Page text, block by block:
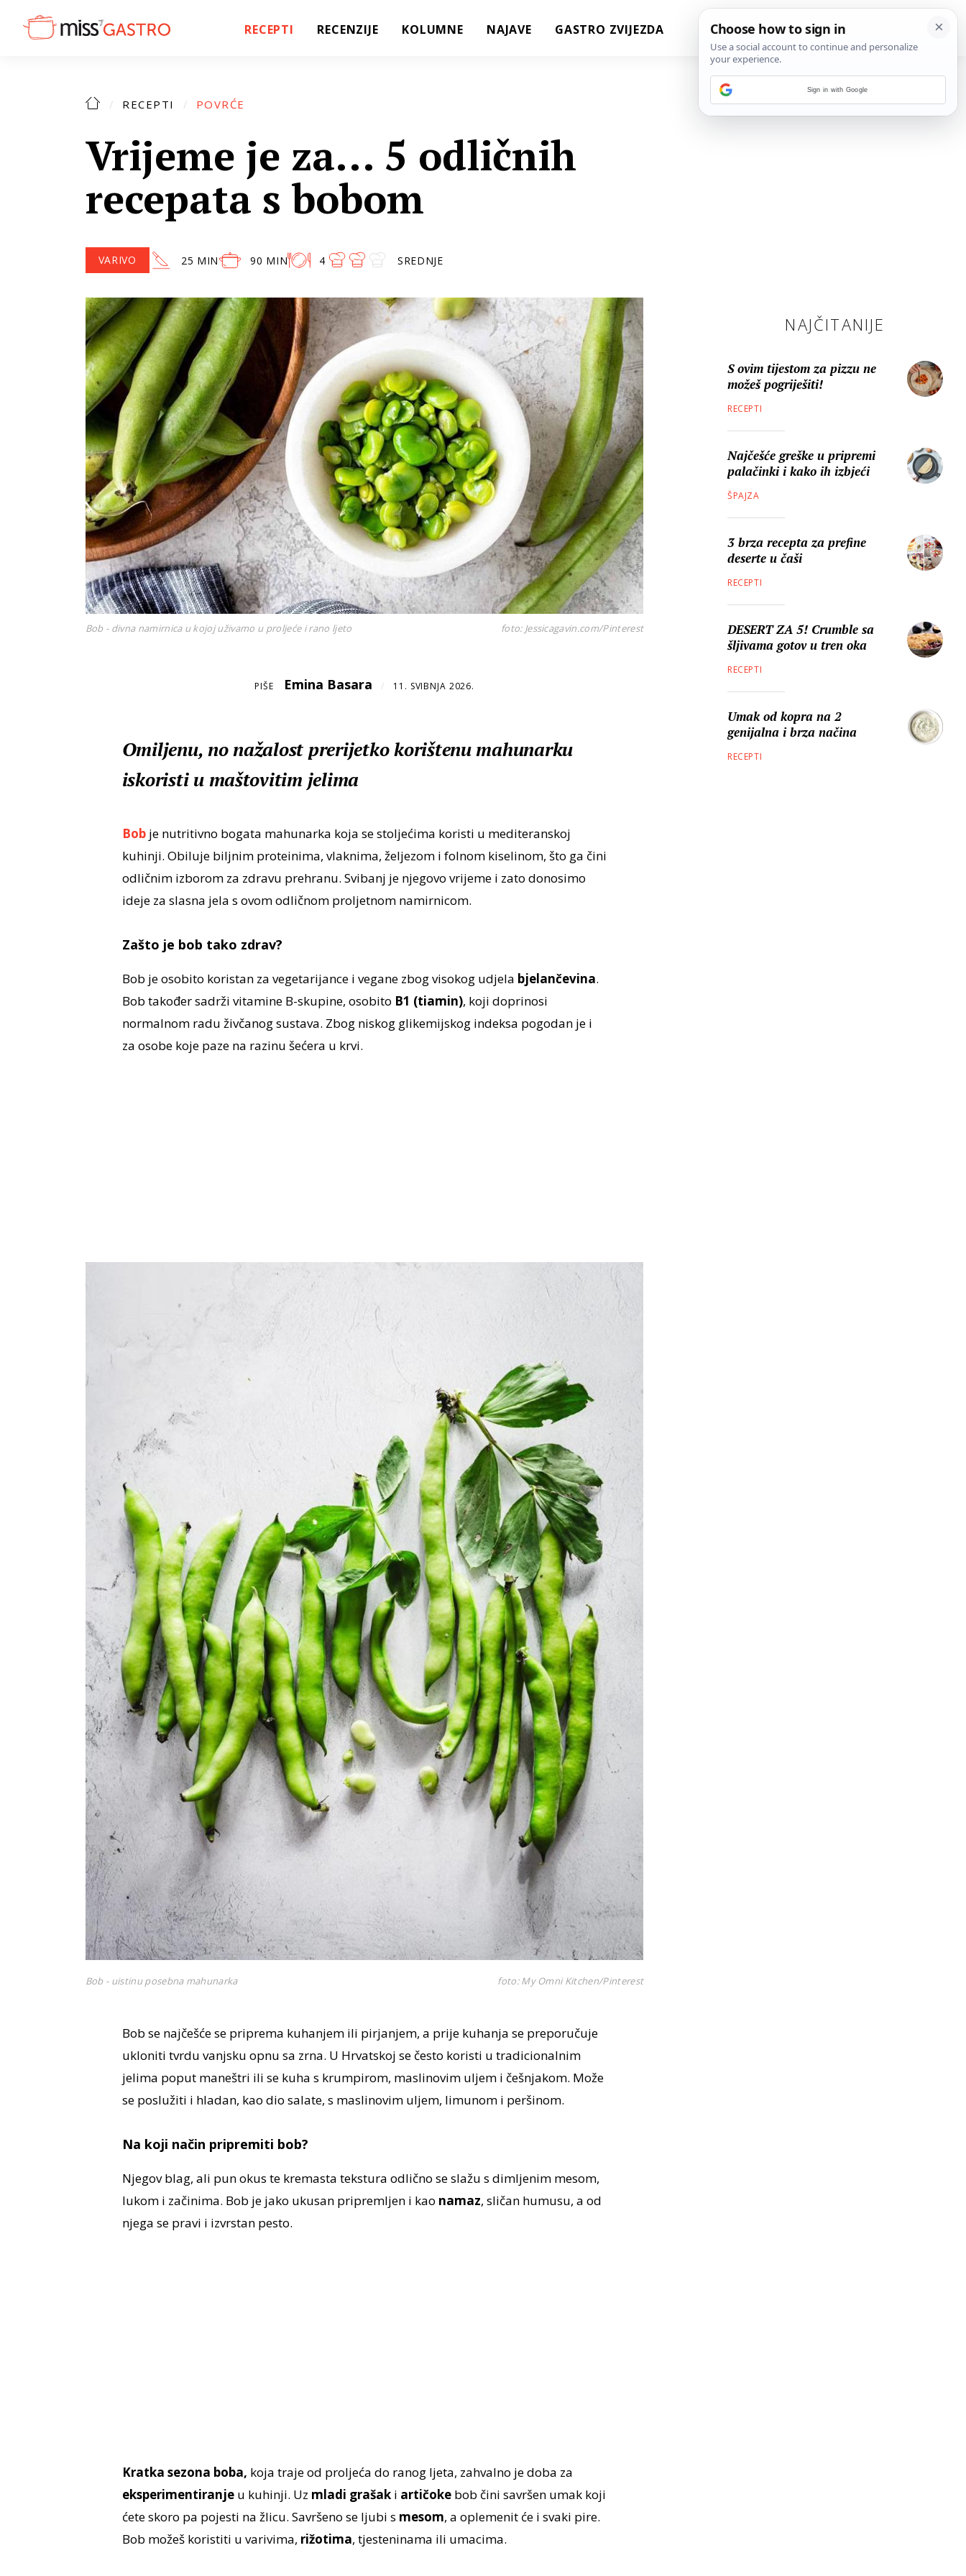
RECEPTI RECENZIJE KOLUMNE NAJAVE GASTRO ZVIJEZDA
RECEPTI POVRĆE
Vrijeme je za... 5 odličnih
recepata s bobom
VARIVO 25 MIN 90 MIN 4 SREDNJE
Bob - divna namirnica u kojoj uživamo u proljeće i rano ljeto foto: Jessicagavin.com/Pinterest
PIŠE Emina Basara / 11. SVIBNJA 2026.
Omiljenu, no nažalost prerijetko korištenu mahunarku
iskoristi u maštovitim jelima
Bob je nutritivno bogata mahunarka koja se stoljećima koristi u mediteranskoj
kuhinji. Obiluje biljnim proteinima, vlaknima, željezom i folnom kiselinom, što ga čini
odličnim izborom za zdravu prehranu. Svibanj je njegovo vrijeme i zato donosimo
ideje za slasna jela s ovom odličnom proljetnom namirnicom.
Zašto je bob tako zdrav?
Bob je osobito koristan za vegetarijance i vegane zbog visokog udjela bjelančevina.
Bob također sadrži vitamine B-skupine, osobito B1 (tiamin), koji doprinosi
normalnom radu živčanog sustava. Zbog niskog glikemijskog indeksa pogodan je i
za osobe koje paze na razinu šećera u krvi.
Bob - uistinu posebna mahunarka foto: My Omni Kitchen/Pinterest
Bob se najčešće se priprema kuhanjem ili pirjanjem, a prije kuhanja se preporučuje
ukloniti tvrdu vanjsku opnu sa zrna. U Hrvatskoj se često koristi u tradicionalnim
jelima poput maneštri ili se kuha s krumpirom, maslinovim uljem i češnjakom. Može
se poslužiti i hladan, kao dio salate, s maslinovim uljem, limunom i peršinom.
Na koji način pripremiti bob?
Njegov blag, ali pun okus te kremasta tekstura odlično se slažu s dimljenim mesom,
lukom i začinima. Bob je jako ukusan pripremljen i kao namaz, sličan humusu, a od
njega se pravi i izvrstan pesto.
Kratka sezona boba, koja traje od proljeća do ranog ljeta, zahvalno je doba za
eksperimentiranje u kuhinji. Uz mladi grašak i artičoke bob čini savršen umak koji
ćete skoro pa pojesti na žlicu. Savršeno se ljubi s mesom, a oplemenit će i svaki pire.
Bob možeš koristiti u varivima, rižotima, tjesteninama ili umacima.
NAJČITANIJE
S ovim tijestom za pizzu ne
možeš pogriješiti!
RECEPTI
Najčešće greške u pripremi
palačinki i kako ih izbjeći
ŠPAJZA
3 brza recepta za prefine
deserte u čaši
RECEPTI
DESERT ZA 5! Crumble sa
šljivama gotov u tren oka
RECEPTI
Umak od kopra na 2
genijalna i brza načina
RECEPTI
Sign in with Google